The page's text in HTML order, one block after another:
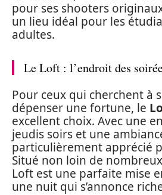
pour ses shooters
un lieu idéal pour les
adultes.
Le Loft : l’endroit des
Pour ceux qui cherchent à
dépenser une fortune, le
excellent choix. Avec une
jeudis soirs et une
particulièrement apprécié
Situé non loin de
Loft est une parfaite mise
une nuit qui s’annonce